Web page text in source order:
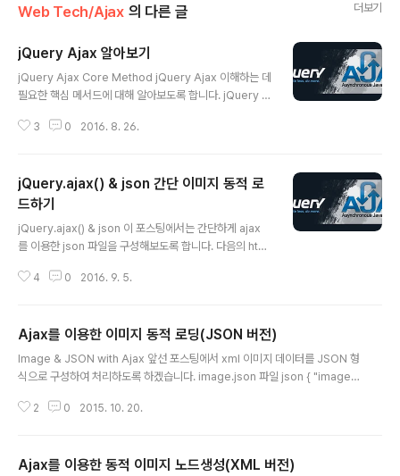
Web Tech/Ajax 의 다른 글 더보기
jQuery Ajax 알아보기
jQuery Ajax Core Method jQuery Ajax 이해하는 데
필요한 핵심 메서드에 대해 알아보도록 합니다. jQuery A
d()jQuery.get()jQuery.post()jQuery.ajax()jQuery.
메서드는 주로 외부 파일에 들어 있는 콘텐츠를 읽어 들여
특정 엘리먼트에 추가할 때 사용할 수 있습니다. 즉, 이 메
서드는 서버 주소나 파일 위치로부터 html 콘텐츠를 읽어
오는데 사용됩니다. 매개변수 url 에 주소 또는 파일위치를
설정하면 파일 안의..
3 0 2016. 8. 26.
jQuery.ajax() & json 간단 이미지 동적 로
드하기
jQuery.ajax() & json 이 포스팅에서는 간단하게 ajax
를 이용한 json 파일을 구성해보도록 합니다. 다음의 htm
ad 해 봅니다. html html images.json 파일 json { "im
e":"이미지 4","url":"images/img4.jpg"}, {"title":"이
미지 5","url":"images/img5.jpg"}, {"title":"이미지
6","url":"images/img6.jpg"} ]} script javas..
4 0 2016. 9. 5.
Ajax를 이용한 이미지 동적 로딩(JSON 버전)
Image & JSON with Ajax 앞선 포스팅에서 xml 이미지 데이터를 JSON 형
식으로 구성하여 처리하도록 하겠습니다. image.json 파일 json { "imageLi
-q-c-400-200-9.jpg" }, { "title": "이미지2", "url": "http://lorempixel.
"title": "이미지5", "url": "http..
2 0 2015. 10. 20.
Ajax를 이용한 동적 이미지 노드생성(XML 버전)